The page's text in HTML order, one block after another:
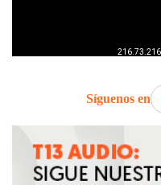
Síguenos en